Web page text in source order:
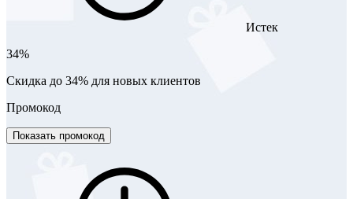
Истек
34%
Скидка до 34% для новых клиентов
Промокод
Показать промокод